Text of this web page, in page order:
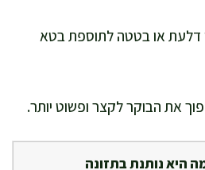
דלעת או בטטה לתוספת בטא
את הבוקר לקצר ופשוט יותר.
היא נותנת בתזונה